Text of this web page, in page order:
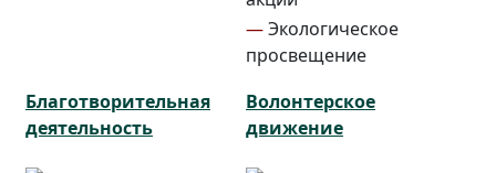
—Экологическое
просвещение
Благотворительная
деятельность
Волонтерское
движение